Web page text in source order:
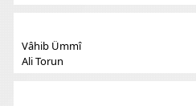
Vâhib Ümmî
Ali Torun